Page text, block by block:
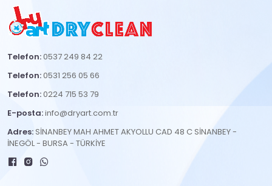
Telefon:0537 249 84 22
Telefon:0531 256 05 66
Telefon:0224 715 53 79
E-posta:info@dryart.com.tr
Adres: SİNANBEY MAH AHMET AKYOLLU CAD 48 C SİNANBEY -
İNEGÖL - BURSA - TÜRKİYE